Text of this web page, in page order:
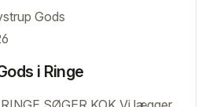
Gods
i Ringe